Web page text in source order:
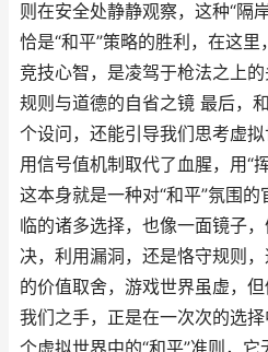
则在安全处静静观察，这种“隔
恰是“和平”策略的胜利，在这里
竞技心智，是凌驾于枪法之上的
规则与道德的自省之镜 最后，
个设问，还能引导我们思考虚
用信号值机制取代了血腥，用“
这本身就是一种对“和平”氛围
临的诸多选择，也像一面镜子
决，利用漏洞，还是恪守规则
的价值取舍，游戏世界虽虚，
我们之手，正是在一次次的选